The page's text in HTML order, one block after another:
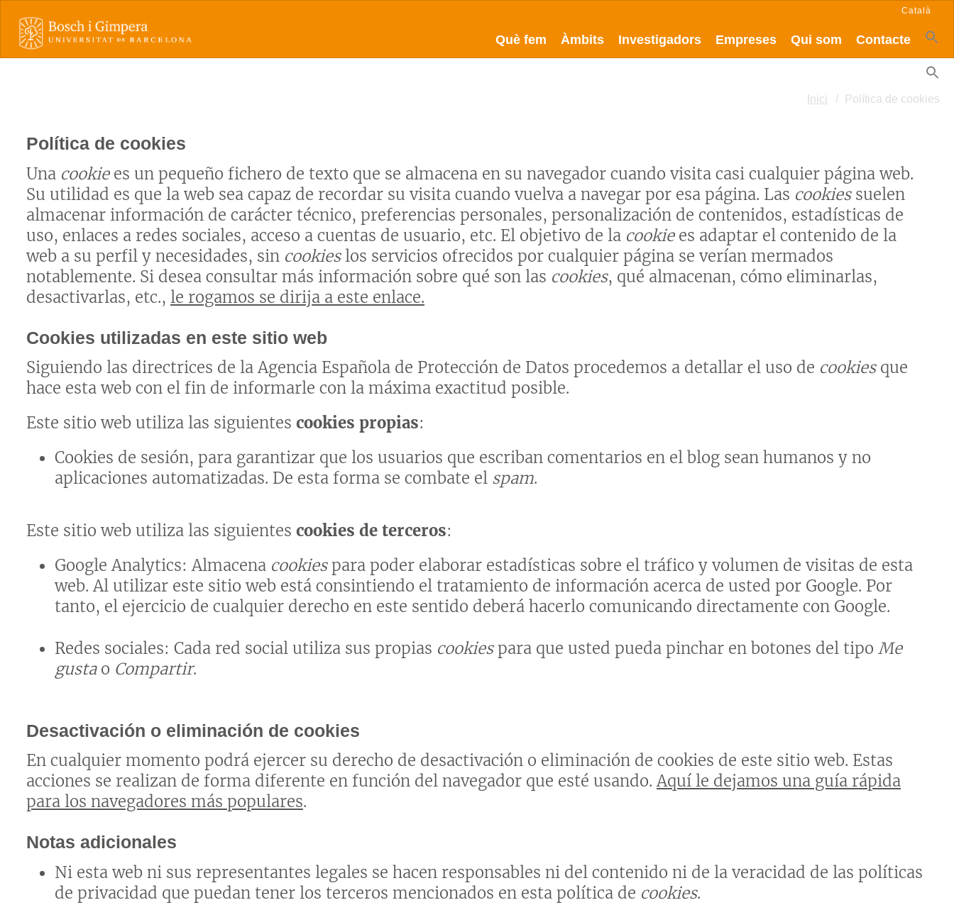
Què fem Àmbits Investigadors Empreses Qui som Contacte
Català
Inici Política de cookies
Política de cookies
Una cookiees un pequeño fichero de texto que se almacena en su navegador cuando visita casi cualquier página web.
Su utilidad es que la web sea capaz de recordar su visita cuando vuelva a navegar por esa página. Las cookiessuelen
almacenar información de carácter técnico, preferencias personales, personalización de contenidos, estadísticas de
uso, enlaces a redes sociales, acceso a cuentas de usuario, etc. El objetivo de la cookiees adaptar el contenido de la
web a su perfil y necesidades, sin cookieslos servicios ofrecidos por cualquier página se verían mermados
notablemente. Si desea consultar más información sobre qué son las cookies, qué almacenan, cómo eliminarlas,
desactivarlas, etc., le rogamos se dirija a este enlace.
Cookies utilizadas en este sitio web
Siguiendo las directrices de la Agencia Española de Protección de Datos procedemos a detallar el uso de cookiesque
hace esta web con el fin de informarle con la máxima exactitud posible.
Este sitio web utiliza las siguientes cookies propias:
Cookies de sesión, para garantizar que los usuarios que escriban comentarios en el blog sean humanos y no
aplicaciones automatizadas. De esta forma se combate el spam.
Este sitio web utiliza las siguientes cookies de terceros:
Google Analytics: Almacena cookiespara poder elaborar estadísticas sobre el tráfico y volumen de visitas de esta
web. Al utilizar este sitio web está consintiendo el tratamiento de información acerca de usted por Google. Por
tanto, el ejercicio de cualquier derecho en este sentido deberá hacerlo comunicando directamente con Google.
Redes sociales: Cada red social utiliza sus propias cookiespara que usted pueda pinchar en botones del tipo Me
gustao Compartir.
Desactivación o eliminación de cookies
En cualquier momento podrá ejercer su derecho de desactivación o eliminación de cookies de este sitio web. Estas
acciones se realizan de forma diferente en función del navegador que esté usando.Aquí le dejamos una guía rápida
para los navegadores más populares.
Notas adicionales
Ni esta web ni sus representantes legales se hacen responsables ni del contenido ni de la veracidad de las políticas
de privacidad que puedan tener los terceros mencionados en esta política de cookies.